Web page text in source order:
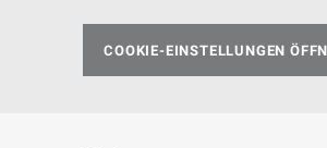
COOKIE-EINSTELLUNGEN